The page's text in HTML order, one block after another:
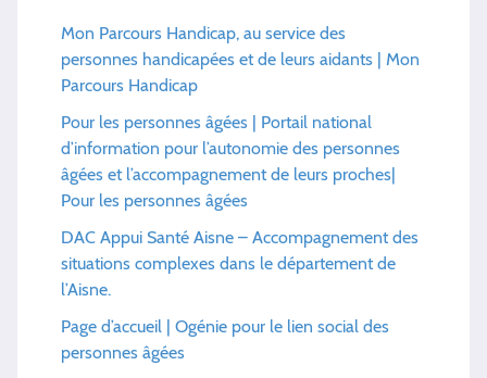
Mon Parcours Handicap, au service des
personnes handicapées et de leurs aidants | Mon
Parcours Handicap
Pour les personnes âgées | Portail national
d’information pour l’autonomie des personnes
âgées et l’accompagnement de leurs proches|
Pour les personnes âgées
DAC Appui Santé Aisne – Accompagnement des
situations complexes dans le département de
l’Aisne.
Page d’accueil | Ogénie pour le lien social des
personnes âgées